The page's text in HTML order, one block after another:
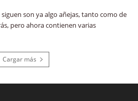
siguen son ya algo añejas, tanto como de
pero ahora contienen varias
Cargar más